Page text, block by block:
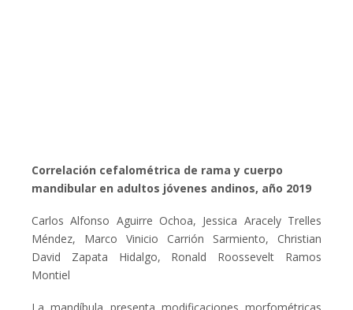
Correlación cefalométrica de rama y cuerpo
mandibular en adultos jóvenes andinos, año 2019
Carlos Alfonso Aguirre Ochoa, Jessica Aracely Trelles
Méndez, Marco Vinicio Carrión Sarmiento, Christian
David Zapata Hidalgo, Ronald Roossevelt Ramos
Montiel